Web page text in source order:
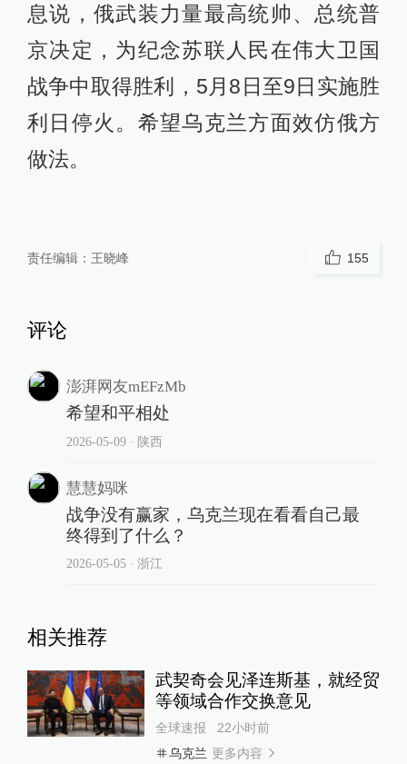
息说，俄武装力量最高统帅、总统普
京决定，为纪念苏联人民在伟大卫国
战争中取得胜利，5月8日至9日实施胜
利日停火。希望乌克兰方面效仿俄方
做法。
责任编辑： 王晓峰 155
评论
澎湃网友mEFzMb
希望和平相处
2026-05-09∙ 陕西
慧慧妈咪
战争没有赢家，乌克兰现在看看自己最
终得到了什么？
2026-05-05∙ 浙江
相关推荐
武契奇会见泽连斯基，就经贸
等领域合作交换意见
全球速报
22小时前
乌克兰 更多内容